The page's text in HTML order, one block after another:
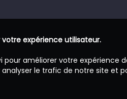
expérience utilisateur.
pour améliorer votre expérience
le trafic de notre site et